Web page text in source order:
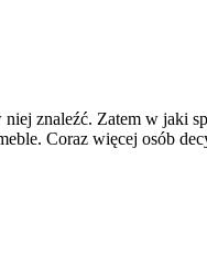
znaleźć. Zatem w jaki
Coraz więcej osób